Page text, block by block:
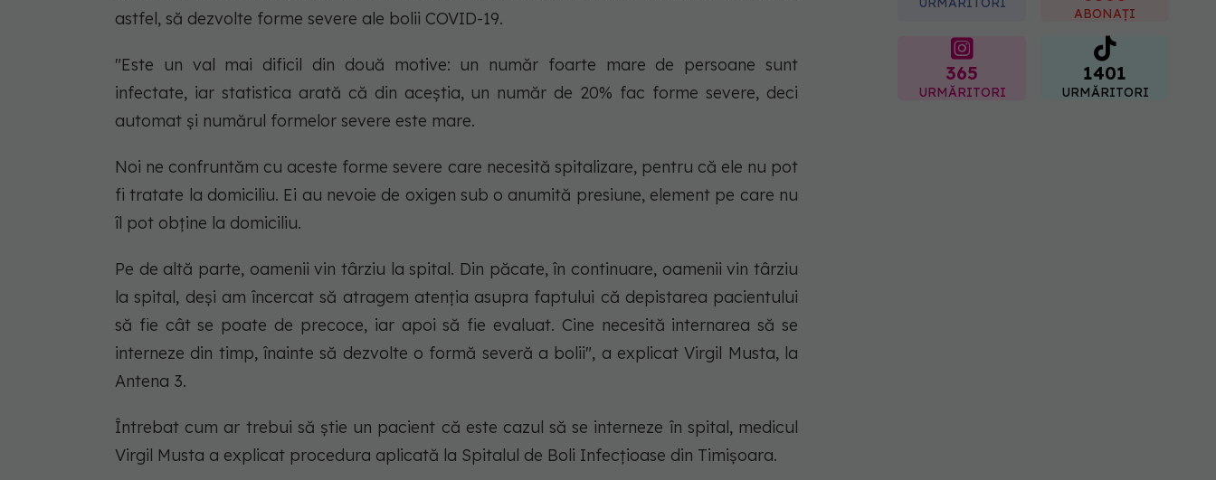
astfel, să dezvolte forme severe ale bolii COVID-19.
"Este un val mai dificil din două motive: un număr foarte mare de persoane sunt
infectate, iar statistica arată că din aceștia, un număr de 20% fac forme severe, deci
automat și numărul formelor severe este mare.
Noi ne confruntăm cu aceste forme severe care necesită spitalizare, pentru că ele nu pot
fi tratate la domiciliu. Ei au nevoie de oxigen sub o anumită presiune, element pe care nu
îl pot obține la domiciliu.
Pe de altă parte, oamenii vin târziu la spital. Din păcate, în continuare, oamenii vin târziu
la spital, deși am încercat să atragem atenția asupra faptului că depistarea pacientului
să fie cât se poate de precoce, iar apoi să fie evaluat. Cine necesită internarea să se
interneze din timp, înainte să dezvolte o formă severă a bolii", a explicat Virgil Musta, la
Antena 3.
Întrebat cum ar trebui să știe un pacient că este cazul să se interneze în spital, medicul
Virgil Musta a explicat procedura aplicată la Spitalul de Boli Infecțioase din Timișoara.
05.08.2026, 21:23ABONAȚI
365
URMĂRITORI
1401
URMĂRITORI